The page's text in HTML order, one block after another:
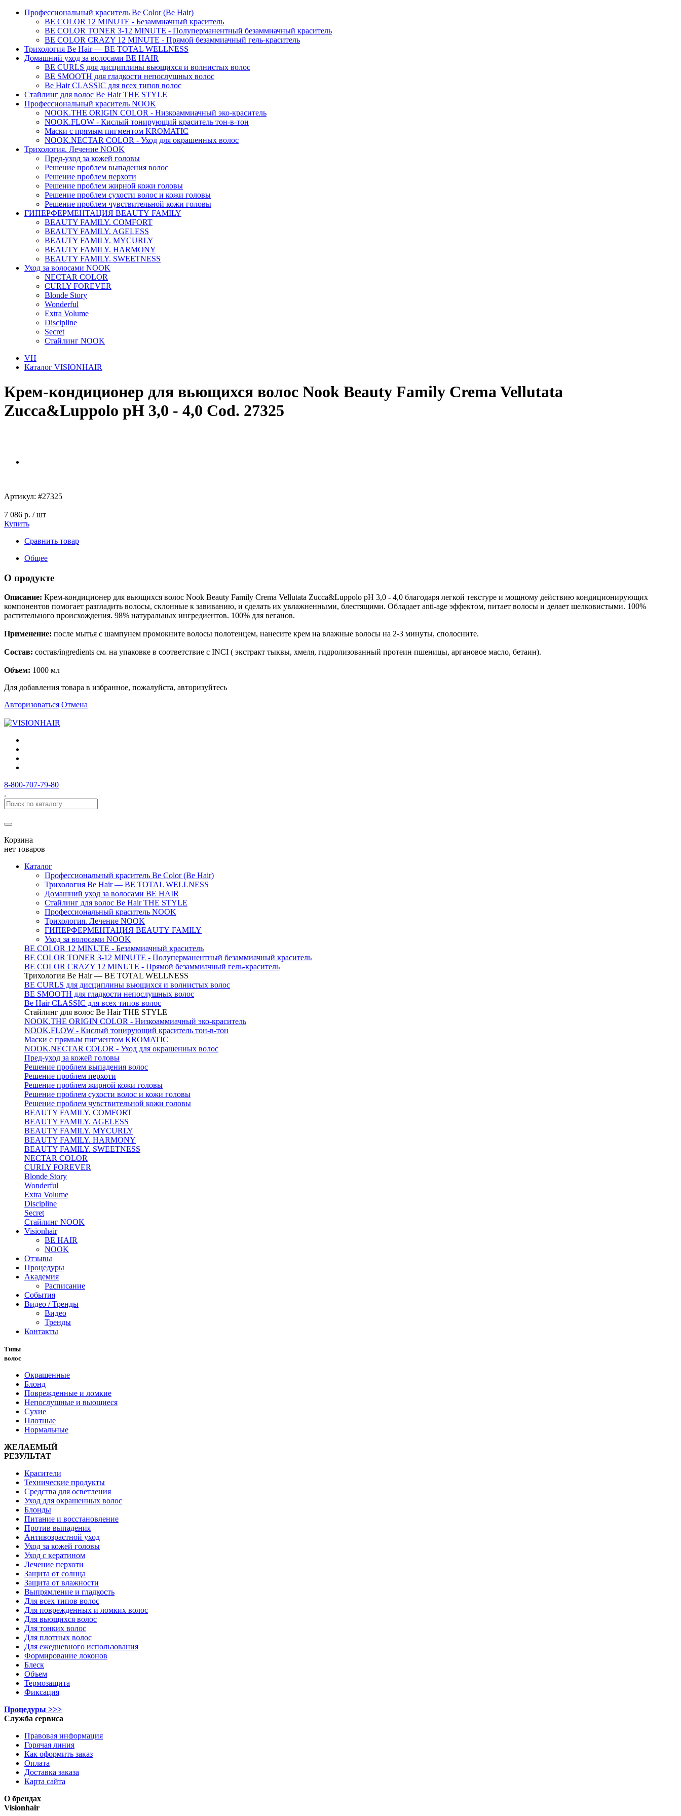
Профессиональный краситель Be Color (Be Hair)
BE COLOR 12 MINUTE - Безаммиачный краситель
BE COLOR TONER 3-12 MINUTE - Полуперманентный безаммиачный краситель
BE COLOR CRAZY 12 MINUTE - Прямой безаммиачный гель-краситель
Трихология Be Hair — BE TOTAL WELLNESS
Домашний уход за волосами BE HAIR
BE CURLS для дисциплины вьющихся и волнистых волос
BE SMOOTH для гладкости непослушных волос
Be Hair CLASSIC для всех типов волос
Стайлинг для волос Be Hair THE STYLE
Профессиональный краситель NOOK
NOOK.THE ORIGIN COLOR - Низкоаммиачный эко-краситель
NOOK.FLOW - Кислый тонирующий краситель тон-в-тон
Маски с прямым пигментом KROMATIC
NOOK.NECTAR COLOR - Уход для окрашенных волос
Трихология. Лечение NOOK
Пред-уход за кожей головы
Решение проблем выпадения волос
Решение проблем перхоти
Решение проблем жирной кожи головы
Решение проблем сухости волос и кожи головы
Решение проблем чувствительной кожи головы
ГИПЕРФЕРМЕНТАЦИЯ BEAUTY FAMILY
BEAUTY FAMILY. COMFORT
BEAUTY FAMILY. AGELESS
BEAUTY FAMILY. MYCURLY
BEAUTY FAMILY. HARMONY
BEAUTY FAMILY. SWEETNESS
Уход за волосами NOOK
NECTAR COLOR
CURLY FOREVER
Blonde Story
Wonderful
Extra Volume
Discipline
Secret
Стайлинг NOOK
VH
Каталог VISIONHAIR
Крем-кондиционер для вьющихся волос Nook Beauty Family Crema Vellutata
Zucca&Luppolo pH 3,0 - 4,0 Cod. 27325
Артикул: #27325
7 086 р. / шт
Купить
Сравнить товар
Общее
О продукте
Описание: Крем-кондиционер для вьющихся волос Nook Beauty Family Crema Vellutata Zucca&Luppolo pH 3,0 - 4,0 благодаря легкой текстуре и мощному действию кондиционирующих
компонентов помогает разгладить волосы, склонные к завиванию, и сделать их увлажненными, блестящими. Обладает anti-age эффектом, питает волосы и делает шелковистыми. 100%
растительного происхождения. 98% натуральных ингредиентов. 100% для веганов.
Применение: после мытья с шампунем промокните волосы полотенцем, нанесите крем на влажные волосы на 2-3 минуты, сполосните.
Состав: состав/ingredients см. на упаковке в соответствие с INCI ( экстракт тыквы, хмеля, гидролизованный протеин пшеницы, аргановое масло, бетаин).
Объем: 1000 мл
Для добавления товара в избранное, пожалуйста, авторизуйтесь
Авторизоваться Отмена
8-800-707-79-80
.
Корзина
нет товаров
Каталог
Профессиональный краситель Be Color (Be Hair)
Трихология Be Hair — BE TOTAL WELLNESS
Домашний уход за волосами BE HAIR
Стайлинг для волос Be Hair THE STYLE
Профессиональный краситель NOOK
Трихология. Лечение NOOK
ГИПЕРФЕРМЕНТАЦИЯ BEAUTY FAMILY
Уход за волосами NOOK
BE COLOR 12 MINUTE - Безаммиачный краситель
BE COLOR TONER 3-12 MINUTE - Полуперманентный безаммиачный краситель
BE COLOR CRAZY 12 MINUTE - Прямой безаммиачный гель-краситель
Трихология Be Hair — BE TOTAL WELLNESS
BE CURLS для дисциплины вьющихся и волнистых волос
BE SMOOTH для гладкости непослушных волос
Be Hair CLASSIC для всех типов волос
Стайлинг для волос Be Hair THE STYLE
NOOK.THE ORIGIN COLOR - Низкоаммиачный эко-краситель
NOOK.FLOW - Кислый тонирующий краситель тон-в-тон
Маски с прямым пигментом KROMATIC
NOOK.NECTAR COLOR - Уход для окрашенных волос
Пред-уход за кожей головы
Решение проблем выпадения волос
Решение проблем перхоти
Решение проблем жирной кожи головы
Решение проблем сухости волос и кожи головы
Решение проблем чувствительной кожи головы
BEAUTY FAMILY. COMFORT
BEAUTY FAMILY. AGELESS
BEAUTY FAMILY. MYCURLY
BEAUTY FAMILY. HARMONY
BEAUTY FAMILY. SWEETNESS
NECTAR COLOR
CURLY FOREVER
Blonde Story
Wonderful
Extra Volume
Discipline
Secret
Стайлинг NOOK
Visionhair
BE HAIR
NOOK
Отзывы
Процедуры
Академия
Расписание
События
Видео / Тренды
Видео
Тренды
Контакты
Типы
волос
Окрашенные
Блонд
Поврежденные и ломкие
Непослушные и вьющиеся
Сухие
Плотные
Нормальные
ЖЕЛАЕМЫЙ
РЕЗУЛЬТАТ
Красители
Технические продукты
Средства для осветления
Уход для окрашенных волос
Блонды
Питание и восстановление
Против выпадения
Антивозрастной уход
Уход за кожей головы
Уход с кератином
Лечение перхоти
Защита от солнца
Защита от влажности
Выпрямление и гладкость
Для всех типов волос
Для поврежденных и ломких волос
Для вьющихся волос
Для тонких волос
Для плотных волос
Для ежедневного использования
Формирование локонов
Блеск
Объем
Термозащита
Фиксация
Процедуры >>>
Служба сервиса
Правовая информация
Горячая линия
Как оформить заказ
Оплата
Доставка заказа
Карта сайта
О брендах
Visionhair